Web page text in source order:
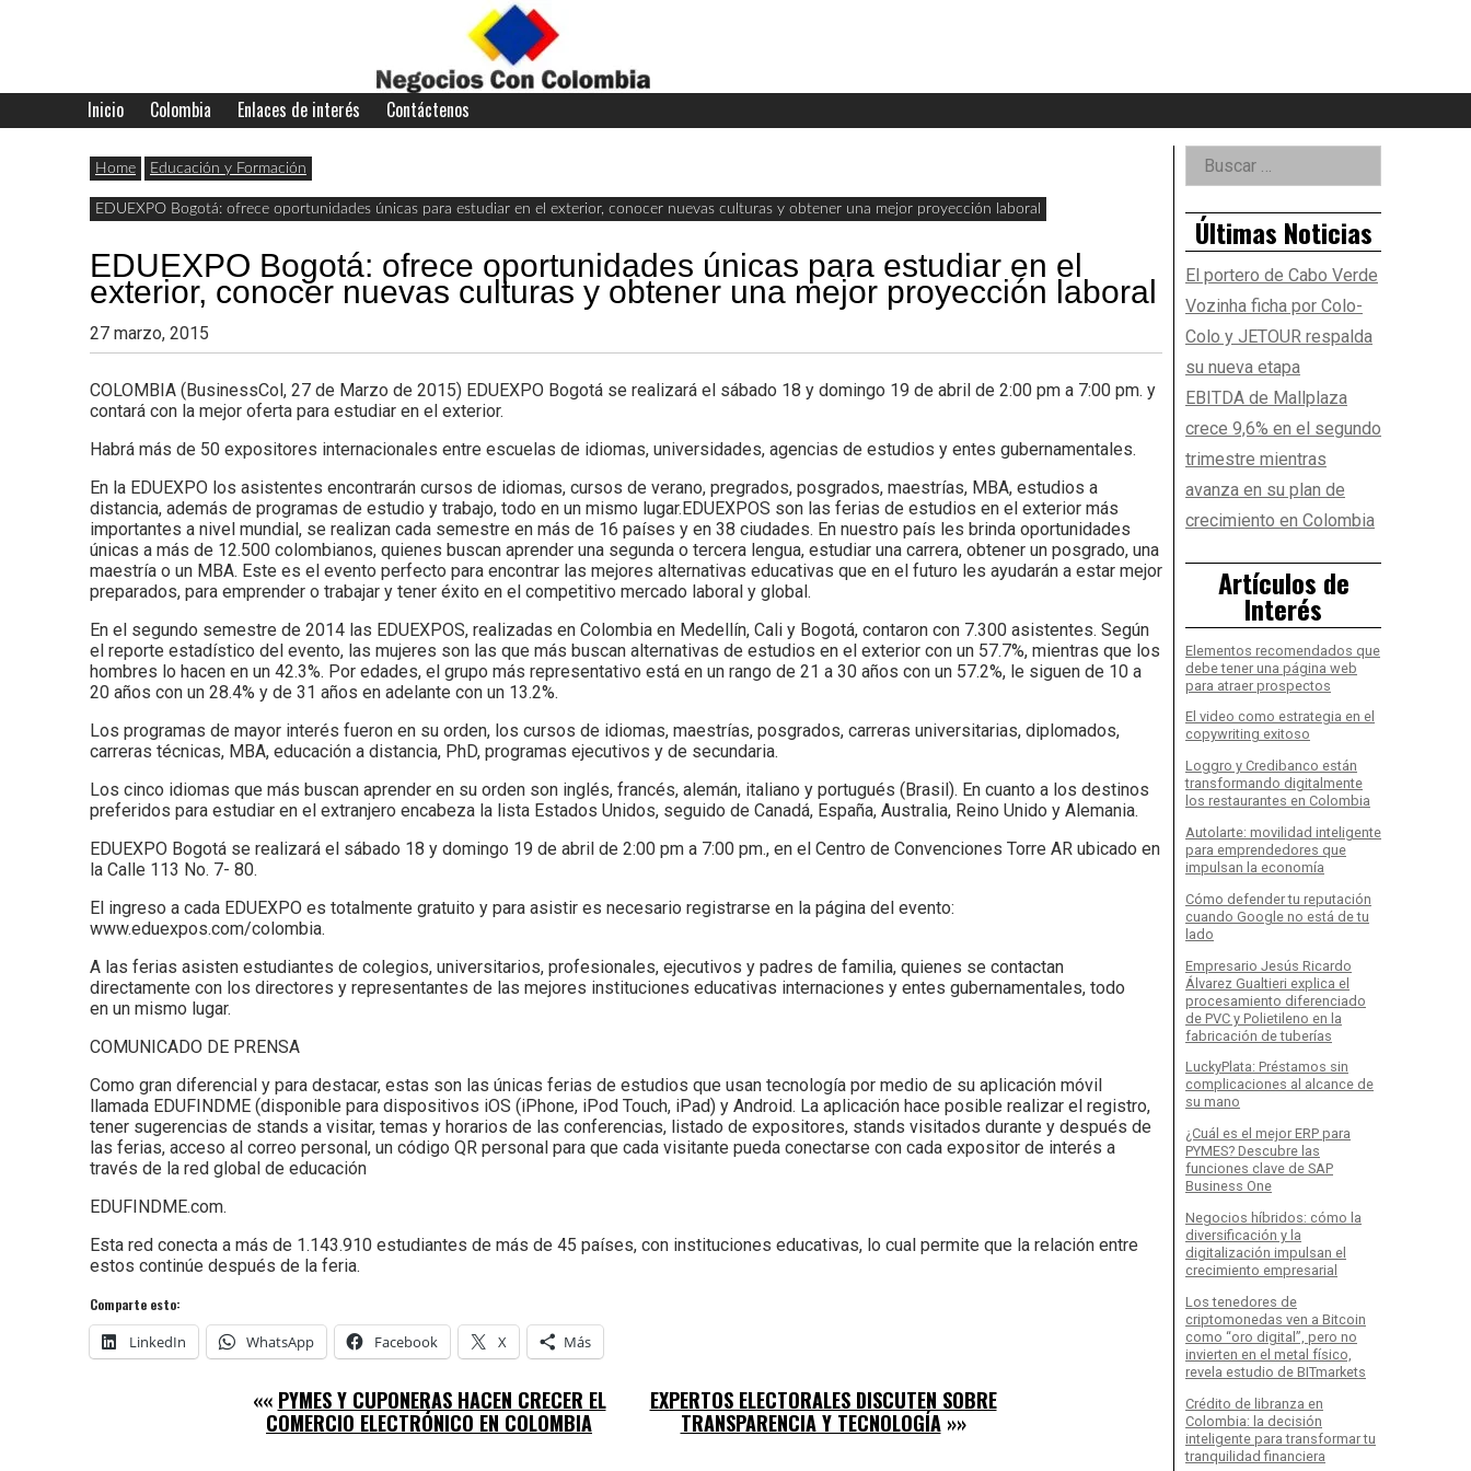
Negocios
con
Colombia
Últimas
noticias,
comunicados
actualidad
de
negocios
con
Colombia.
Widget
Inicio Colombia Enlaces de interés Contáctenos
Home Educación y Formación
EDUEXPO Bogotá: ofrece oportunidades únicas para estudiar en el exterior, conocer nuevas culturas y obtener una mejor proyección laboral
EDUEXPO Bogotá: ofrece oportunidades únicas para estudiar en el
exterior, conocer nuevas culturas y obtener una mejor proyección laboral
27 marzo, 2015
COLOMBIA (BusinessCol, 27 de Marzo de 2015) EDUEXPO Bogotá se realizará el sábado 18 y domingo 19 de abril de 2:00 pm a 7:00 pm. y
contará con la mejor oferta para estudiar en el exterior.
Habrá más de 50 expositores internacionales entre escuelas de idiomas, universidades, agencias de estudios y entes gubernamentales.
En la EDUEXPO los asistentes encontrarán cursos de idiomas, cursos de verano, pregrados, posgrados, maestrías, MBA, estudios a
distancia, además de programas de estudio y trabajo, todo en un mismo lugar.EDUEXPOS son las ferias de estudios en el exterior más
importantes a nivel mundial, se realizan cada semestre en más de 16 países y en 38 ciudades. En nuestro país les brinda oportunidades
únicas a más de 12.500 colombianos, quienes buscan aprender una segunda o tercera lengua, estudiar una carrera, obtener un posgrado, una
maestría o un MBA. Este es el evento perfecto para encontrar las mejores alternativas educativas que en el futuro les ayudarán a estar mejor
preparados, para emprender o trabajar y tener éxito en el competitivo mercado laboral y global.
En el segundo semestre de 2014 las EDUEXPOS, realizadas en Colombia en Medellín, Cali y Bogotá, contaron con 7.300 asistentes. Según
el reporte estadístico del evento, las mujeres son las que más buscan alternativas de estudios en el exterior con un 57.7%, mientras que los
hombres lo hacen en un 42.3%. Por edades, el grupo más representativo está en un rango de 21 a 30 años con un 57.2%, le siguen de 10 a
20 años con un 28.4% y de 31 años en adelante con un 13.2%.
Los programas de mayor interés fueron en su orden, los cursos de idiomas, maestrías, posgrados, carreras universitarias, diplomados,
carreras técnicas, MBA, educación a distancia, PhD, programas ejecutivos y de secundaria.
Los cinco idiomas que más buscan aprender en su orden son inglés, francés, alemán, italiano y portugués (Brasil). En cuanto a los destinos
preferidos para estudiar en el extranjero encabeza la lista Estados Unidos, seguido de Canadá, España, Australia, Reino Unido y Alemania.
EDUEXPO Bogotá se realizará el sábado 18 y domingo 19 de abril de 2:00 pm a 7:00 pm., en el Centro de Convenciones Torre AR ubicado en
la Calle 113 No. 7- 80.
El ingreso a cada EDUEXPO es totalmente gratuito y para asistir es necesario registrarse en la página del evento:
www.eduexpos.com/colombia.
A las ferias asisten estudiantes de colegios, universitarios, profesionales, ejecutivos y padres de familia, quienes se contactan
directamente con los directores y representantes de las mejores instituciones educativas internaciones y entes gubernamentales, todo
en un mismo lugar.
COMUNICADO DE PRENSA
Como gran diferencial y para destacar, estas son las únicas ferias de estudios que usan tecnología por medio de su aplicación móvil
llamada EDUFINDME (disponible para dispositivos iOS (iPhone, iPod Touch, iPad) y Android. La aplicación hace posible realizar el registro,
tener sugerencias de stands a visitar, temas y horarios de las conferencias, listado de expositores, stands visitados durante y después de
las ferias, acceso al correo personal, un código QR personal para que cada visitante pueda conectarse con cada expositor de interés a
través de la red global de educación
EDUFINDME.com.
Esta red conecta a más de 1.143.910 estudiantes de más de 45 países, con instituciones educativas, lo cual permite que la relación entre
estos continúe después de la feria.
Comparte esto:
LinkedIn WhatsApp Facebook X Más
«« PYMES Y CUPONERAS HACEN CRECER EL
COMERCIO ELECTRÓNICO EN COLOMBIA
EXPERTOS ELECTORALES DISCUTEN SOBRE
TRANSPARENCIA Y TECNOLOGÍA»»
Right
Asides
Buscar:
Últimas Noticias
El portero de Cabo Verde
Vozinha ficha por Colo-
Colo y JETOUR respalda
su nueva etapa
EBITDA de Mallplaza
crece 9,6% en el segundo
trimestre mientras
avanza en su plan de
crecimiento en Colombia
Artículos de
Interés
Elementos recomendados que
debe tener una página web
para atraer prospectos
El video como estrategia en el
copywriting exitoso
Loggro y Credibanco están
transformando digitalmente
los restaurantes en Colombia
Autolarte: movilidad inteligente
para emprendedores que
impulsan la economía
Cómo defender tu reputación
cuando Google no está de tu
lado
Empresario Jesús Ricardo
Álvarez Gualtieri explica el
procesamiento diferenciado
de PVC y Polietileno en la
fabricación de tuberías
LuckyPlata: Préstamos sin
complicaciones al alcance de
su mano
¿Cuál es el mejor ERP para
PYMES? Descubre las
funciones clave de SAP
Business One
Negocios híbridos: cómo la
diversificación y la
digitalización impulsan el
crecimiento empresarial
Los tenedores de
criptomonedas ven a Bitcoin
como “oro digital”, pero no
invierten en el metal físico,
revela estudio de BITmarkets
Crédito de libranza en
Colombia: la decisión
inteligente para transformar tu
tranquilidad financiera